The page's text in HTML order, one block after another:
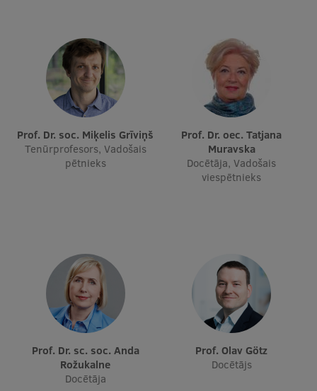
Ētikas un līdztiesības mācības
Atvērtā universitāte
Sagatavošanas kursi
Profesionālās pilnveides kursi
Kvalifikācijas atbilstības pārbaude
Pētniecība
Zinātniskie institūti un laboratorijas
Prof. Dr. soc. Miķelis Grīviņš
Tenūrprofesors, Vadošais
pētnieks
Prof. Dr. oec. Tatjana
Muravska
Docētāja, Vadošais
viespētnieks
Prof. Dr. sc. soc. Anda
Rožukalne
Docētāja
Prof. Olav Götz
Docētājs